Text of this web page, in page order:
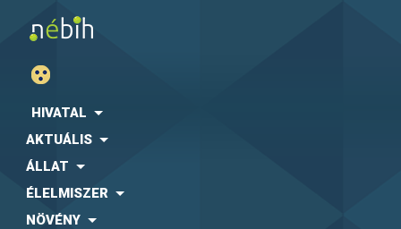
HIVATAL
AKTUÁLIS
ÁLLAT
ÉLELMISZER
NÖVÉNY